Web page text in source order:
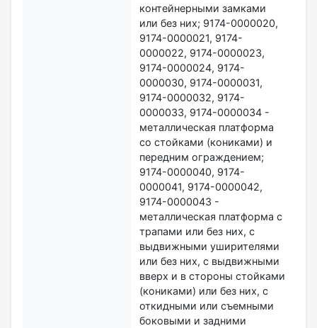
контейнерными замками
или без них; 9174-0000020,
9174-0000021, 9174-
0000022, 9174-0000023,
9174-0000024, 9174-
0000030, 9174-0000031,
9174-0000032, 9174-
0000033, 9174-0000034 -
металлическая платформа
со стойками (кониками) и
передним ограждением;
9174-0000040, 9174-
0000041, 9174-0000042,
9174-0000043 -
металлическая платформа с
трапами или без них, с
выдвижными уширителями
или без них, с выдвижными
вверх и в стороны стойками
(кониками) или без них, с
откидными или съемными
боковыми и задними